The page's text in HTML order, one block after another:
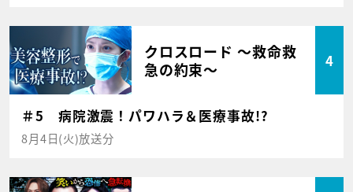
クロスロード ～救命救
急の約束～
4
＃5 病院激震！パワハラ＆医療事故!?
8月4日(火)放送分